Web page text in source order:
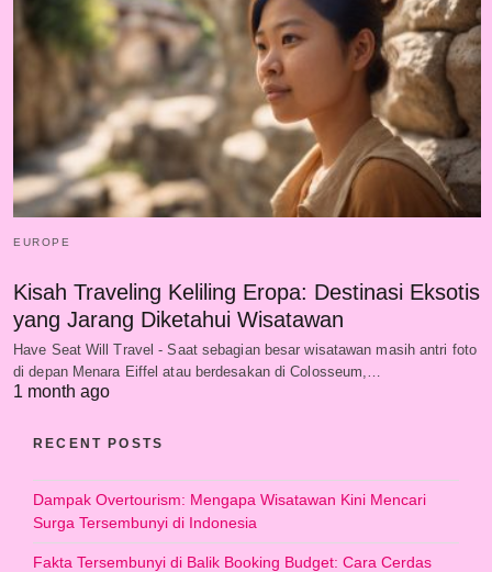
EUROPE
Kisah Traveling Keliling Eropa: Destinasi Eksotis
yang Jarang Diketahui Wisatawan
Have Seat Will Travel - Saat sebagian besar wisatawan masih antri foto
di depan Menara Eiffel atau berdesakan di Colosseum,…
1 month ago
RECENT POSTS
Dampak Overtourism: Mengapa Wisatawan Kini Mencari
Surga Tersembunyi di Indonesia
Fakta Tersembunyi di Balik Booking Budget: Cara Cerdas